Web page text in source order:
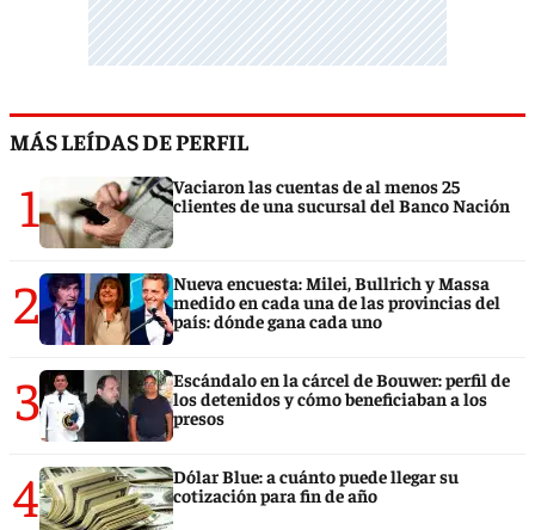
MÁS LEÍDAS DE PERFIL
1
Vaciaron las cuentas de al menos 25
clientes de una sucursal del Banco Nación
2
Nueva encuesta: Milei, Bullrich y Massa
medido en cada una de las provincias del
país: dónde gana cada uno
3
Escándalo en la cárcel de Bouwer: perfil de
los detenidos y cómo beneficiaban a los
presos
4
Dólar Blue: a cuánto puede llegar su
cotización para fin de año